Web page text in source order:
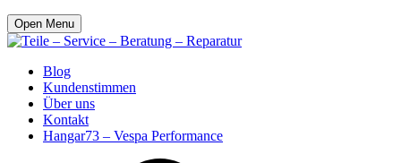
Open Menu
Blog
Kundenstimmen
Über uns
Kontakt
Hangar73 – Vespa Performance